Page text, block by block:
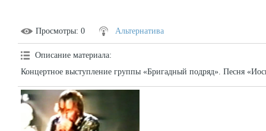
Просмотры: 0 Альтернатива
Описание материала:
Концертное выступление группы «Бригадный подряд». Песня